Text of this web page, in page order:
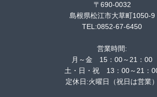
〒690-0032
島根県松江市大草町1050-9
TEL:0852-67-6450
営業時間:
月～金 15：00～21：00
土・日・祝 13：00～21：
定休日:火曜日（祝日は営業）